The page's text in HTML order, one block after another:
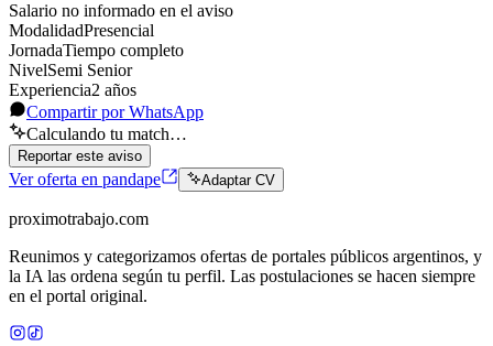
Salario no informado en el aviso
ModalidadPresencial
JornadaTiempo completo
NivelSemi Senior
Experiencia2 años
Compartir por WhatsApp
Calculando tu match…
Reportar este aviso
Ver oferta en pandape Adaptar CV
proximotrabajo.com
Reunimos y categorizamos ofertas de portales públicos argentinos, y
la IA las ordena según tu perfil. Las postulaciones se hacen siempre
en el portal original.